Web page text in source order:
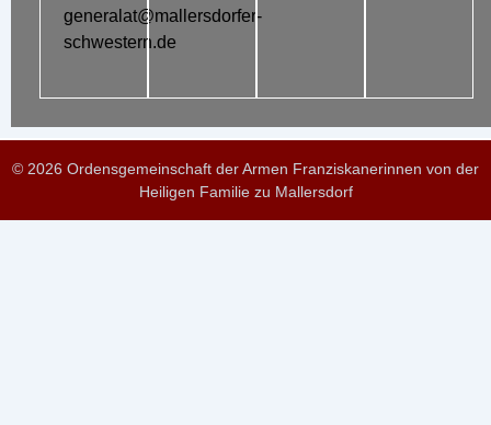
generalat@mallersdorfer-
schwestern.de
© 2026 Ordensgemeinschaft der Armen Franziskanerinnen von der
Heiligen Familie zu Mallersdorf